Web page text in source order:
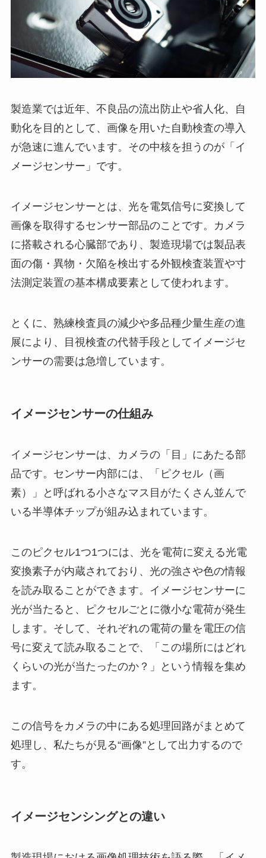
製造業では近年、不良品の流出防止や省人化、自
動化を目的として、画像を用いた自動検査の導入
が急速に進んでいます。その中核を担うのが「イ
メージセンサー」です。
イメージセンサーとは、光を電気信号に変換して
画像を取得するセンサー部品のことです。カメラ
に搭載される心臓部であり、製造現場では製品表
面の傷・異物・欠陥を検出する外観検査装置や寸
法測定装置の基本構成要素として使われます。
とくに、熟練検査員の減少や多品種少量生産の進
展により、目視検査の代替手段としてイメージセ
ンサーの需要は急増しています。
イメージセンサーの仕組み
イメージセンサーは、カメラの「目」にあたる部
品です。センサー内部には、「ピクセル（画
素）」と呼ばれる小さなマス目がたくさん並んで
いる半導体チップが組み込まれています。
このピクセル1つ1つには、光を電荷に変える光電
変換素子が内蔵されており、光の強さや色の情報
を読み取ることができます。イメージセンサーに
光が当たると、ピクセルごとに微小な電荷が発生
します。そして、それぞれの電荷の量を電圧の信
号に変えて読み取ることで、「この場所にはどれ
くらいの光が当たったのか？」という情報を集め
ます。
この信号をカメラの中にある処理回路がまとめて
処理し、私たちが見る“画像”として出力するので
す。
イメージセンシングとの違い